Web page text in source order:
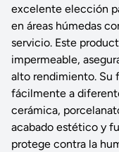
excelente elección
en áreas húmedas
servicio. Este
impermeable,
alto rendimiento. Su
fácilmente a
cerámica,
acabado estético y
protege contra la